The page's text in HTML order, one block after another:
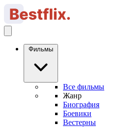
Фильмы
Все фильмы
Жанр
Биография
Боевики
Вестерны